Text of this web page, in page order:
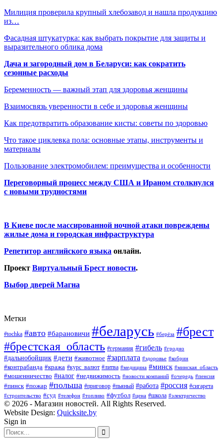
Милиция проверила крупный хлебозавод и нашла продукцию
из…
Фасадная штукатурка: как выбрать покрытие для защиты и
выразительного облика дома
Дача и загородный дом в Беларуси: как сократить
сезонные расходы
Беременность — важный этап для здоровья женщины
Взаимосвязь уверенности в себе и здоровья женщины
Как предотвратить образование кисты: советы по здоровью
Что такое циклевка пола: основные этапы, инструменты и
материалы
Пользование электромобилем: преимущества и особенности
Переговорный процесс между США и Ираном столкнулся
с новыми трудностями
В Киеве после массированной ночной атаки повреждены
жилые дома и городская инфраструктура
Репетитор английского языка онлайн.
Проект Виртуальный Брест новости.
Выбор дверей Магна
Метки
#tochka #авто #барановичи #беларусь #берёза #брест
#брестская_область #германия #гибель #гродно
#дальнобойщик #дети #животное #зарплата #здоровье #кобрин
#контрабанда #кража #курс_валют #литва #медицина #минск #минская_область
#мошенничество #налог #недвижимость #новости компаний #очередь #пенсия
#пинск #пожар #польша #приговор #пьяный #работа #россия #сигарета
#строительство #суд #телефон #топливо #футбол #цена #школа #электричество
© 2026 - Магазин новостей. All Rights Reserved.
Website Design: Quicksite.by
Sign in